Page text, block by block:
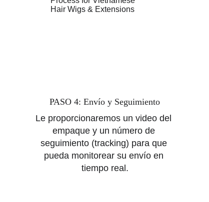
PASO 4: Envío y Seguimiento
Le proporcionaremos un video del
empaque y un número de
seguimiento (tracking) para que
pueda monitorear su envío en
tiempo real.